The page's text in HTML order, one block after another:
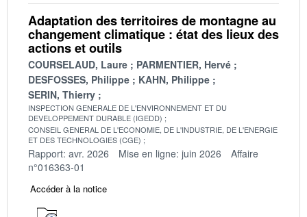
Adaptation des territoires de montagne au
changement climatique : état des lieux des
actions et outils
COURSELAUD, Laure
PARMENTIER, Hervé
DESFOSSES, Philippe
KAHN, Philippe
SERIN, Thierry
INSPECTION GENERALE DE L'ENVIRONNEMENT ET DU
DEVELOPPEMENT DURABLE (IGEDD)
CONSEIL GENERAL DE L'ECONOMIE, DE L'INDUSTRIE, DE L'ENERGIE
ET DES TECHNOLOGIES (CGE)
Rapport: avr. 2026 Mise en ligne: juin 2026
Affaire
n°016363-01
Accéder à la notice